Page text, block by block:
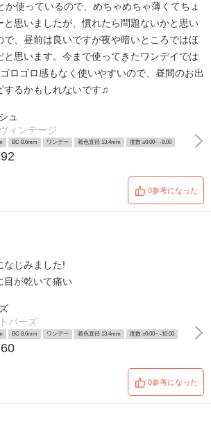
か使っているので、めちゃめちゃ薄くてちょ
と思いましたが、慣れたら問題ないかと思い
で、昼前は良いですが夜や暗いところではほ
思います。今まで使ってきたワンデイでは
ロゴロ感もなく使いやすいので、昼間のお出
するかもしれないです♫
ュ
ィンテージ
BC 8.6mm ワンデー 着色直径 13.4mm 度数 ±0.00~ -8.00
0参考になった
なじみました!
目が乾いて痛い
パーズ
BC 8.6mm ワンデー 着色直径 13.4mm 度数 ±0.00~ -10.00
0参考になった